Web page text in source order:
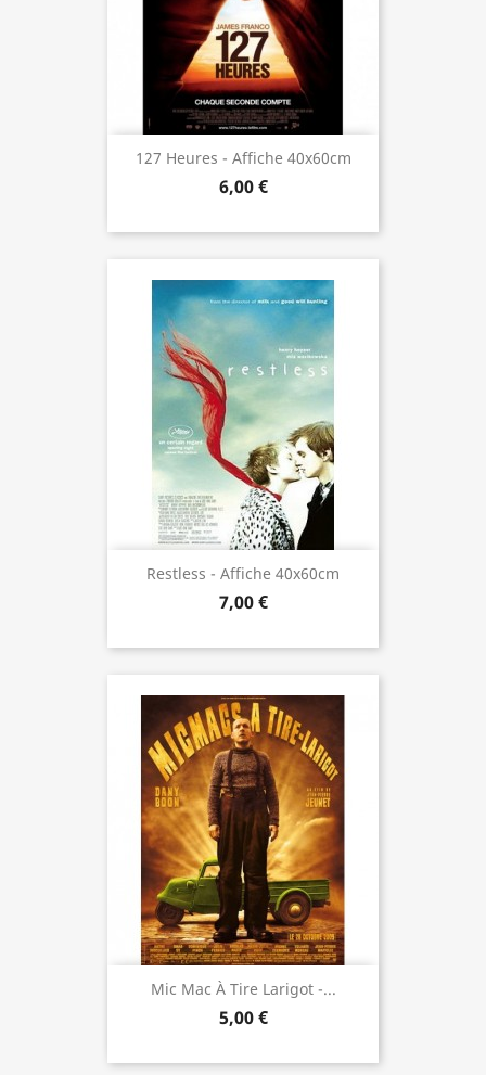
127 Heures - Affiche 40x60cm
6,00 €
Restless - Affiche 40x60cm
7,00 €
Mic Mac À Tire Larigot -...
5,00 €